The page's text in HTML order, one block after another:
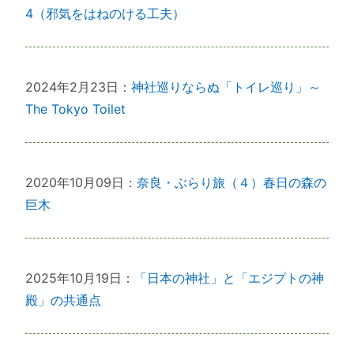
4（邪気をはねのける工夫）
2024年2月23日：神社巡りならぬ「トイレ巡り」～
The Tokyo Toilet
2020年10月09日：奈良・ぶらり旅（４）春日の森の
巨木
2025年10月19日：
「日本の神社」と「エジプトの神
殿」の共通点